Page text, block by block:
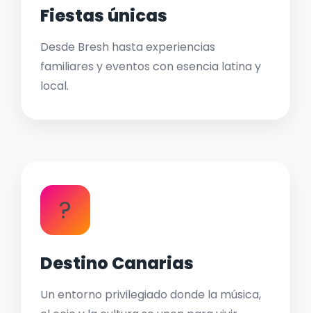
Fiestas únicas
Desde Bresh hasta experiencias
familiares y eventos con esencia latina y
local.
?
Destino Canarias
Un entorno privilegiado donde la música,